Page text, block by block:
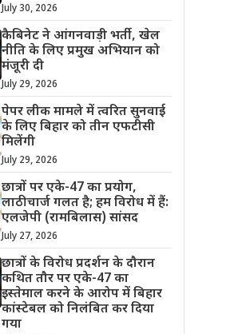
July 30, 2026
कैबिनेट ने आंगनवाड़ी भर्ती, खेल
नीति के लिए प्रमुख अभियान को
मंजूरी दी
July 29, 2026
पेपर लीक मामले में त्वरित सुनवाई
के लिए बिहार को तीन एफटीसी
मिलेंगी
July 29, 2026
छात्रों पर एके-47 का प्रयोग,
लाठीचार्ज गलत है; हम विरोध में हैं:
एलजेपी (रामबिलास) सांसद
July 27, 2026
छात्रों के विरोध प्रदर्शन के दौरान
कथित तौर पर एके-47 का
इस्तेमाल करने के आरोप में बिहार
कांस्टेबल को निलंबित कर दिया
गया